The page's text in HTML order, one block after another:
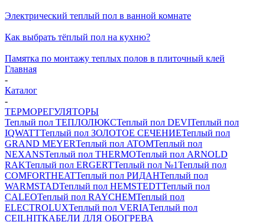
Электрический теплый пол в ванной комнате
Как выбрать тёплый пол на кухню?
Памятка по монтажу теплых полов в плиточный клей
Главная
-
Каталог
-
ТЕРМОРЕГУЛЯТОРЫ
Теплый пол ТЕПЛОЛЮКСТеплый пол DEVIТеплый пол
IQWATTТеплый пол ЗОЛОТОЕ СЕЧЕНИЕТеплый пол
GRAND MEYERТеплый пол ATOMТеплый пол
NEXANSТеплый пол THERMOТеплый пол ARNOLD
RAKТеплый пол ERGERTТеплый пол №1Теплый пол
COMFORTHEATТеплый пол РИДАНТеплый пол
WARMSTADТеплый пол HEMSTEDTТеплый пол
CALEOТеплый пол RAYCHEMТеплый пол
ELECTROLUXТеплый пол VERIAТеплый пол
CEILHITКАБЕЛИ ДЛЯ ОБОГРЕВА